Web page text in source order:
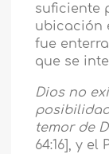
suficiente
ubicación
fue
que se
Dios no
temor de
64:16], y